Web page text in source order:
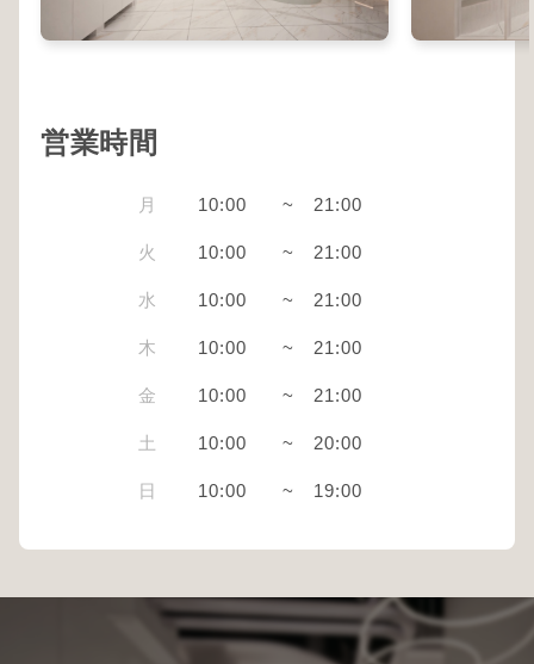
営業時間
月 10:00 ~ 21:00
火 10:00 ~ 21:00
水 10:00 ~ 21:00
木 10:00 ~ 21:00
金 10:00 ~ 21:00
土 10:00 ~ 20:00
日 10:00 ~ 19:00